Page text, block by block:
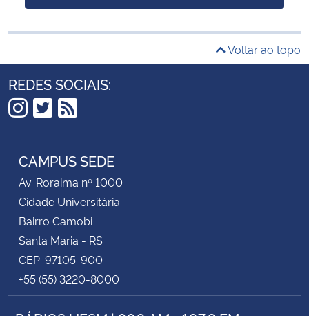
Voltar ao topo
REDES SOCIAIS:
Instagram
Twitter
RSS
CAMPUS SEDE
Av. Roraima nº 1000
Cidade Universitária
Bairro Camobi
Santa Maria - RS
CEP: 97105-900
+55 (55) 3220-8000